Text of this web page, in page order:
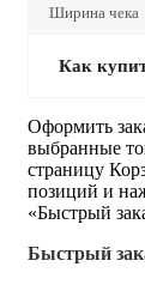
Ширина чека
Как
Оформить
выбранные
страницу
позиций и
«Быстрый
Быстрый